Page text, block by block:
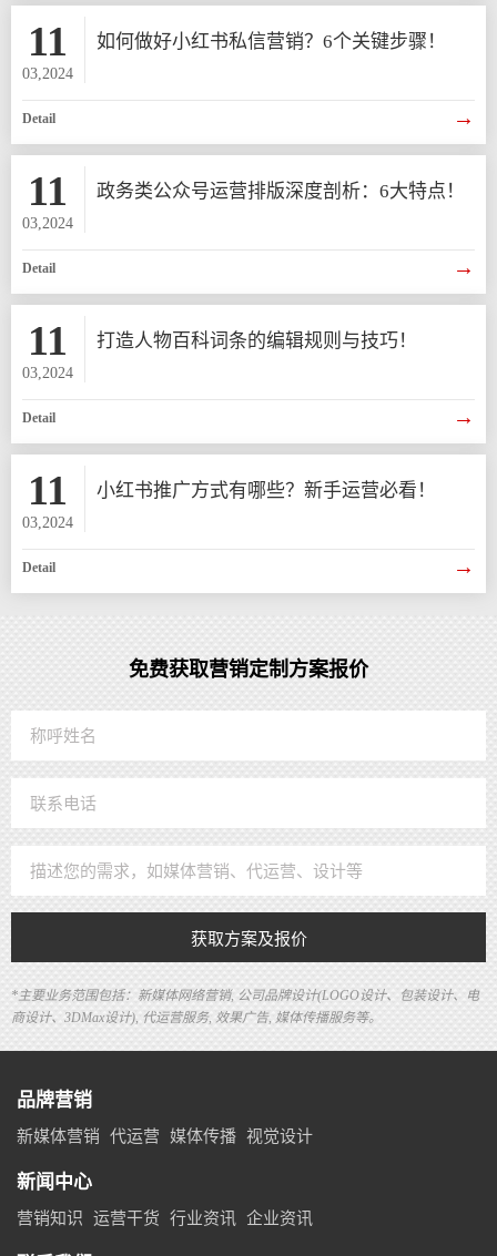
11
03,2024
如何做好小红书私信营销？6个关键步骤！
Detail →
11
03,2024
政务类公众号运营排版深度剖析：6大特点！
Detail →
11
03,2024
打造人物百科词条的编辑规则与技巧！
Detail →
11
03,2024
小红书推广方式有哪些？新手运营必看！
Detail →
免费获取营销定制方案报价
获取方案及报价
*主要业务范围包括：新媒体网络营销, 公司品牌设计(LOGO设计、包装设计、电
商设计、3DMax设计), 代运营服务, 效果广告, 媒体传播服务等。
品牌营销
新媒体营销 代运营 媒体传播 视觉设计
新闻中心
营销知识 运营干货 行业资讯 企业资讯